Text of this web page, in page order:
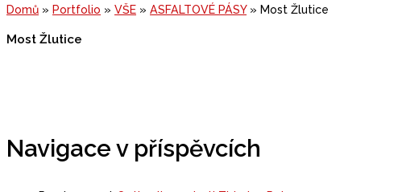
Domů » Portfolio » VŠE » ASFALTOVÉ PÁSY » Most Žlutice
Most Žlutice
Navigace v příspěvcích